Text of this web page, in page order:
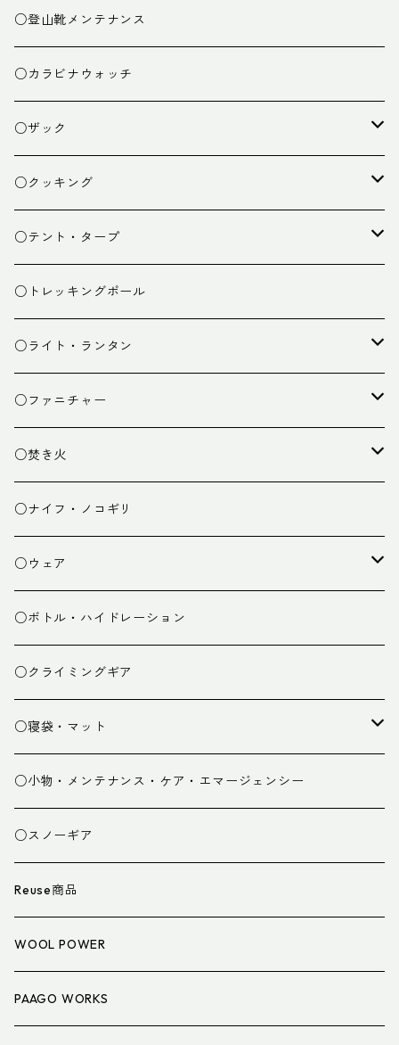
○登山靴メンテナンス
○カラビナウォッチ
○ザック
ザック
スタッフバッグ
ザック小物
○クッキング
クッカー
バーナー
カトラリー
クッキング小物
○テント・タープ
テント
タープ
ペグ・ハンマー・小物
○トレッキングポール
○ライト・ランタン
ライト
ランタン
○ファニチャー
テーブル
チェア
○焚き火
焚き火台
焚き火小物
○ナイフ・ノコギリ
○ウェア
ミドルレイヤー
ベースレイヤー
パンツ
グローブ
スパッツ・ゲイター
衣類小物
アイウェア
○ボトル・ハイドレーション
○クライミングギア
○寝袋・マット
寝袋
マット
寝具小物
○小物・メンテナンス・ケア・エマージェンシー
○スノーギア
Reuse商品
WOOL POWER
PAAGO WORKS